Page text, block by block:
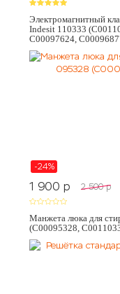
Электромагнитный
Indesit 110333
C00097624,
-24%
1 900 p 2 500 p
Манжета люка для
(C00095328,